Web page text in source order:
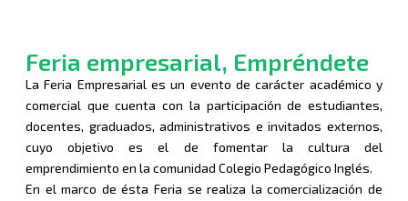
Feria empresarial, Empréndete
La Feria Empresarial es un evento de carácter académico y
comercial que cuenta con la participación de estudiantes,
docentes, graduados, administrativos e invitados externos,
cuyo objetivo es el de fomentar la cultura del
emprendimiento en la comunidad Colegio Pedagógico Inglés.
En el marco de ésta Feria se realiza la comercialización de